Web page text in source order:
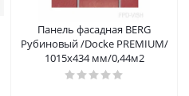
Панель фасадная BERG
Рубиновый /Docke PREMIUM/
1015х434 мм/0,44м2